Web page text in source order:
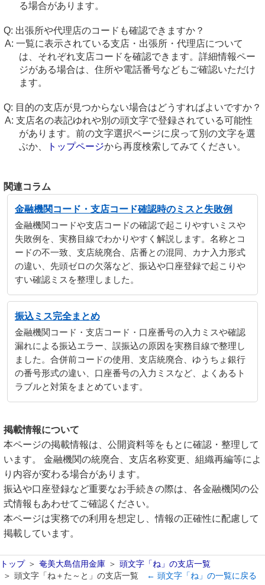
る場合があります。
出張所や代理店のコードも確認できますか？
一覧に表示されている支店・出張所・代理店について
は、それぞれ支店コードを確認できます。詳細情報ペー
ジがある場合は、住所や電話番号などもご確認いただけ
ます。
目的の支店が見つからない場合はどうすればよいですか？
支店名の表記ゆれや別の頭文字で登録されている可能性
があります。前の文字選択ページに戻って別の文字を選
ぶか、
トップページから再度検索してみてください。
関連コラム
金融機関コード・支店コード確認時のミスと失敗例
金融機関コードや支店コードの確認で起こりやすいミスや
失敗例を、実務目線でわかりやすく解説します。名称とコ
ードの不一致、支店統廃合、店番との混同、カナ入力形式
の違い、先頭ゼロの欠落など、振込や口座登録で起こりや
すい確認ミスを整理しました。
振込ミス完全まとめ
金融機関コード・支店コード・口座番号の入力ミスや確認
漏れによる振込エラー、誤振込の原因を実務目線で整理し
ました。合併前コードの使用、支店統廃合、ゆうちょ銀行
の番号形式の違い、口座番号の入力ミスなど、よくあるト
ラブルと対策をまとめています。
掲載情報について
本ページの掲載情報は、公開資料等をもとに確認・整理して
います。 金融機関の統廃合、支店名称変更、組織再編等によ
り内容が変わる場合があります。
振込や口座登録など重要なお手続きの際は、各金融機関の公
式情報もあわせてご確認ください。
本ページは実務での利用を想定し、情報の正確性に配慮して
掲載しています。
トップ 奄美大島信用金庫
頭文字「ね」の支店一覧
頭文字「ね＋た～と」の支店一覧
← 頭文字「ね」の一覧に戻る